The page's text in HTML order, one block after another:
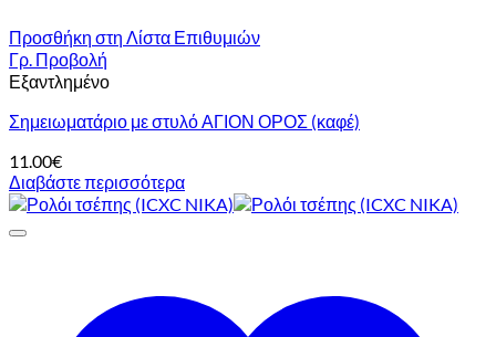
Προσθήκη στη Λίστα Επιθυμιών
Γρ. Προβολή
Εξαντλημένο
Σημειωματάριο με στυλό ΑΓΙΟΝ ΟΡΟΣ (καφέ)
11.00€
Διαβάστε περισσότερα